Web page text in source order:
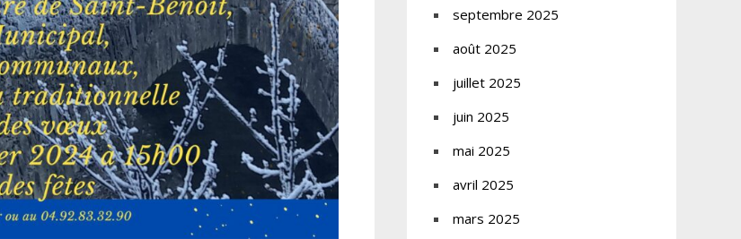
septembre 2025
août 2025
juillet 2025
juin 2025
mai 2025
avril 2025
mars 2025